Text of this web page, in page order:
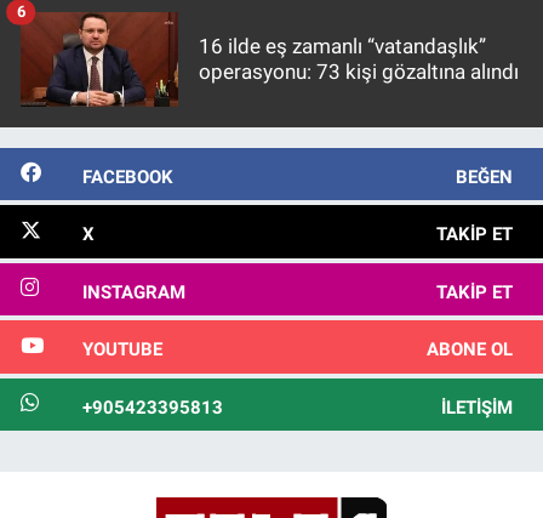
16 ilde eş zamanlı “vatandaşlık”
operasyonu: 73 kişi gözaltına alındı
6
FACEBOOK BEĞEN
X TAKIP ET
INSTAGRAM TAKIP ET
YOUTUBE ABONE OL
+905423395813 İLETIŞIM